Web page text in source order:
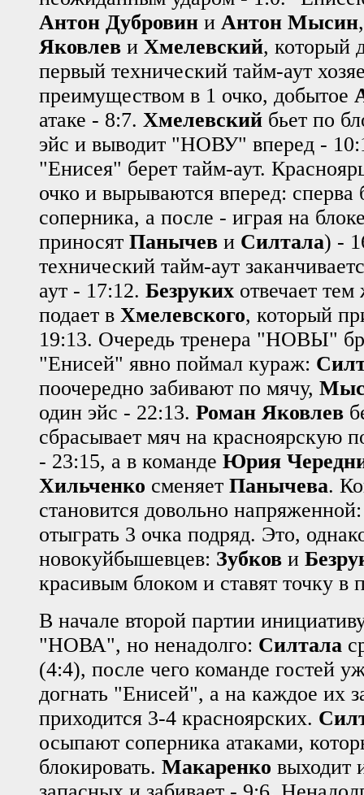
Антон Дубровин и Антон Мысин
Яковлев и Хмелевский, который
первый технический тайм-аут
преимуществом в 1 очко, добытое
атаке - 8:7. Хмелевский бьет по
эйс и выводит "НОВУ" вперед -
"Енисея" берет тайм-аут.
очко и вырываются вперед: сперва
соперника, а после - играя на
приносят Панычев и Силтала) -
технический тайм-аут
аут - 17:12. Безруких отвечает
подает в Хмелевского, который
19:13. Очередь тренера "НОВЫ"
"Енисей" явно поймал кураж:
поочередно забивают по мячу,
один эйс - 22:13. Роман Яковлев
сбрасывает мяч на красноярскую
- 23:15, а в команде Юрия
Хильченко сменяет Панычева.
становится довольно
отыграть 3 очка подряд. Это,
новокуйбышевцев: Зубков и
красивым блоком и ставят точку в
В начале второй партии
"НОВА", но ненадолго: Силтала
(4:4), после чего команде гостей
догнать "Енисей", а на каждое их
приходится 3-4 красноярских.
осыпают соперника атаками,
блокировать. Макаренко выходит